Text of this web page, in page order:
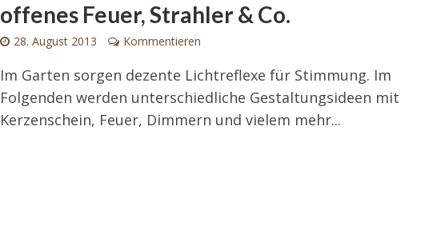
offenes Feuer, Strahler & Co.
28. August 2013 Kommentieren
Im Garten sorgen dezente Lichtreflexe für Stimmung. Im
Folgenden werden unterschiedliche Gestaltungsideen mit
Kerzenschein, Feuer, Dimmern und vielem mehr...